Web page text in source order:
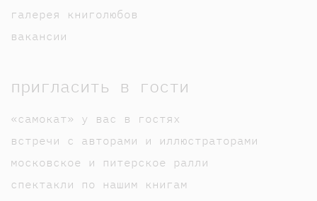
галерея книголюбов
вакансии
пригласить в гости
«самокат» у вас в гостях
встречи с авторами и иллюстраторами
московское и питерское ралли
спектакли по нашим книгам